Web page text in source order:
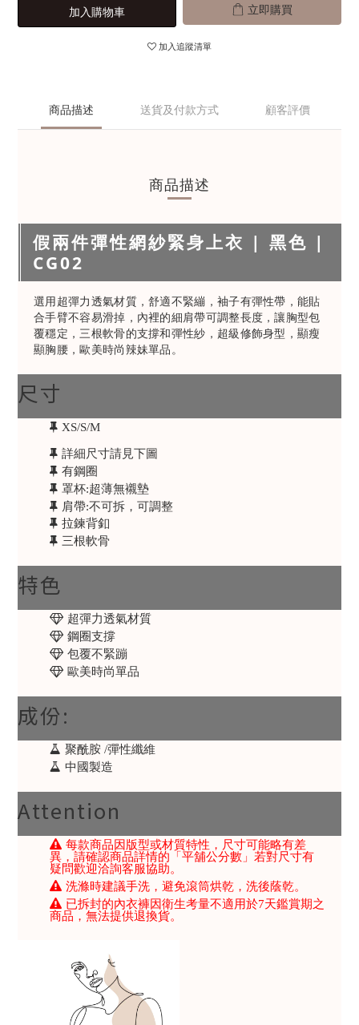
加入購物車 立即購買
加入追蹤清單
商品描述 送貨及付款方式 顧客評價
商品描述
假兩件彈性網紗緊身上衣 | 黑色 |
CG02
選用超彈力透氣材質，舒適不緊繃，袖子有彈性帶，能貼
合手臂不容易滑掉，內裡的細肩帶可調整長度，讓胸型包
覆穩定，三根軟骨的支撐和彈性紗，超級修飾身型，顯瘦
顯胸腰，歐美時尚辣妹單品。
尺寸
XS/S/M
詳細尺寸請見下圖
有鋼圈
罩杯:超薄無襯墊
肩帶:不可拆，可調整
拉鍊背釦
三根軟骨
特色
超彈力透氣材質
鋼圈支撐
包覆不緊蹦
歐美時尚單品
成份:
聚酰胺 /彈性纖維
中國製造
Attention
每款商品因版型或材質特性，尺寸可能略有差
異，請確認商品詳情的「平舖公分數」若對尺寸有
疑問歡迎洽詢客服協助。
洗滌時建議手洗，避免滾筒烘乾，洗後蔭乾。
已拆封的內衣褲因衛生考量不適用於7天鑑賞期之
商品，無法提供退換貨。